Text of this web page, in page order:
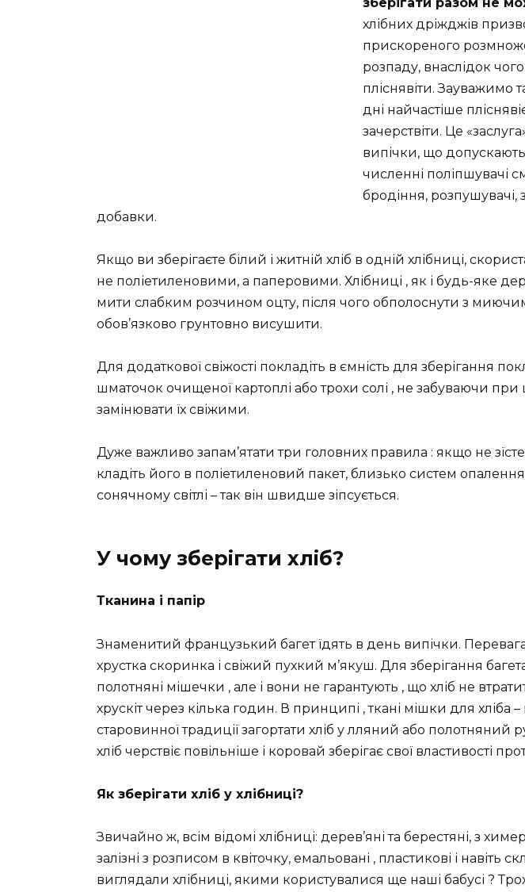
хлібних дріжджів
прискореного
розпаду, внаслідок
пліснявіти. Зауважимо
дні найчастіше
зачерствіти. Це
випічки, що
численні поліпшувачі
бродіння, розпушувачі,
добавки.
Якщо ви зберігаєте білий і житній хліб в одній хлібниці,
не поліетиленовими, а паперовими. Хлібниці , як і будь-яке
мити слабким розчином оцту, після чого обполоснути з
обов’язково грунтовно висушити.
Для додаткової свіжості покладіть в ємність для зберігання
шматочок очищеної картоплі або трохи солі , не забуваючи при
замінювати їх свіжими.
Дуже важливо запам’ятати три головних правила : якщо не зїсте
кладіть його в поліетиленовий пакет, близько систем
сонячному світлі – так він швидше зіпсується.
У чому зберігати хліб?
Тканина і папір
Знаменитий французький багет їдять в день випічки. Перевага
хрустка скоринка і свіжий пухкий м’якуш. Для зберігання
полотняні мішечки , але і вони не гарантують , що хліб не
хрускіт через кілька годин. В принципі , ткані мішки для хліба
старовинної традиції загортати хліб у лляний або
хліб черствіє повільніше і коровай зберігає свої властивості
Як зберігати хліб у хлібниці?
Звичайно ж, всім відомі хлібниці: дерев’яні та берестяні, з
залізні з розписом в квіточку, емальовані , пластикові і навіть
виглядали хлібниці, якими користувалися ще наші бабусі ?